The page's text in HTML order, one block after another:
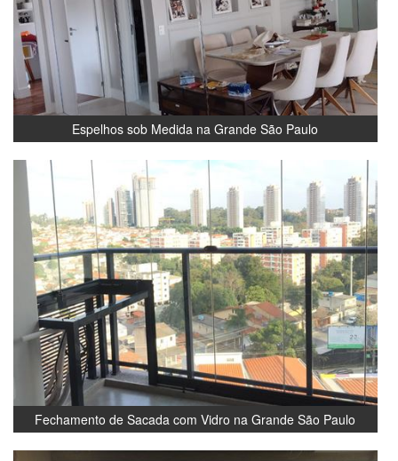
Espelhos sob Medida na Grande São Paulo
Fechamento de Sacada com Vidro na Grande São Paulo